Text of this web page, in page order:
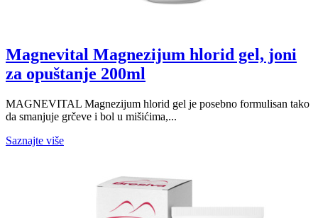
Magnevital Magnezijum hlorid gel, joni
za opuštanje 200ml
MAGNEVITAL Magnezijum hlorid gel je posebno formulisan tako
da smanjuje grčeve i bol u mišićima,...
Saznajte više